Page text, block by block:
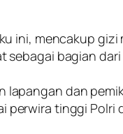
ini, mencakup
bagian
lapangan dan
perwira tinggi Polri